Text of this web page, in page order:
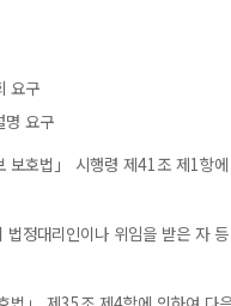
요구
명 요구
보호법」 시행령 제41조 제1항
정대리인이나 위임을 받은 자